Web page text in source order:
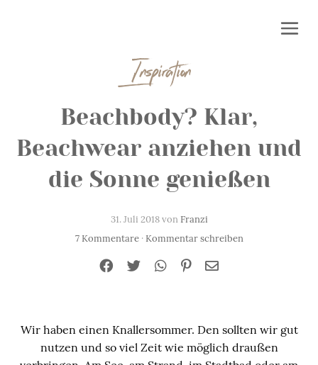
Inspiration
Beachbody? Klar,
Beachwear anziehen und
die Sonne genießen
31. Juli 2018 vonFranzi
7 Kommentare· Kommentar schreiben
Wir haben einen Knallersommer. Den sollten wir gut
nutzen und so viel Zeit wie möglich draußen